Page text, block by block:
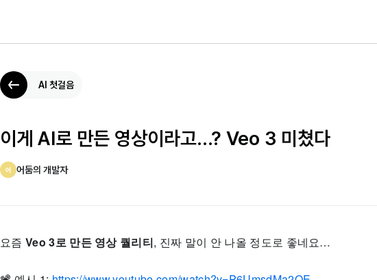
AI 첫걸음
이게 AI로 만든 영상이라고...? Veo 3 미쳤다
어 어둠의 개발자
요즘 Veo 3로 만든 영상 퀄리티, 진짜 말이 안 나올 정도로 좋네요…